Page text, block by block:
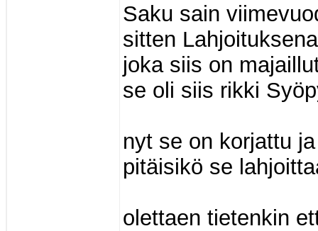
Saku sain
sitten
joka siis on
se oli siis rikki
nyt se on korjattu
pitäisikö se
olettaen tietenkin